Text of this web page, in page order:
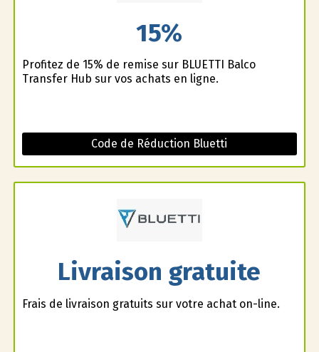
15%
Profitez de 15% de remise sur BLUETTI Balco
Transfer Hub sur vos achats en ligne.
Code de Réduction Bluetti
Livraison gratuite
Frais de livraison gratuits sur votre achat on-line.